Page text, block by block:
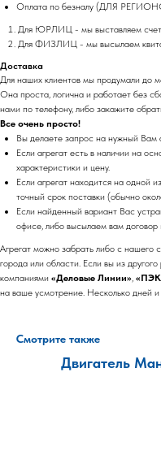
Оплата по безналу (ДЛЯ
Для ЮРЛИЦ - мы выставляем счет
Для ФИЗЛИЦ - мы высылаем
Доставка
Для наших клиентов мы продумали до
Она проста, логична и работает без
нами по телефону, либо закажите
Все очень просто!
Вы делаете запрос на нужный Вам
Если агрегат есть в наличии на
характеристики и цену.
Если агрегат находится на одной
точный срок поставки (обычно
Если найденный вариант Вас
офисе, либо высылаем вам договор
Агрегат можно забрать либо с нашего
города или области. Если вы из
компаниями «Деловые Линии»,
на ваше усмотрение. Несколько дней и
Смотрите также
Двигатель